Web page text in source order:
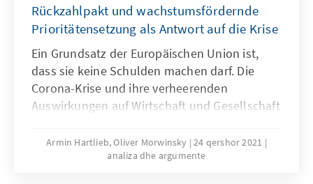
Rückzahlpakt und wachstumsfördernde
Prioritätensetzung als Antwort auf die Krise
Ein Grundsatz der Europäischen Union ist,
dass sie keine Schulden machen darf. Die
Corona-Krise und ihre verheerenden
Auswirkungen auf Wirtschaft und Gesellschaft
Den Rettungsfonds NGEU finanziert sie über
eigene Schulden. Unser Analysen &
Armin Hartlieb, Oliver Morwinsky 24 qershor 2021
analiza dhe argumente